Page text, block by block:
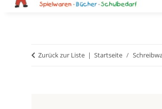
Zurück zur Liste Startseite